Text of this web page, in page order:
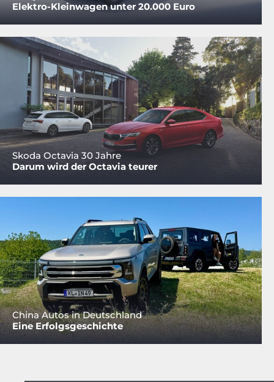
Elektro-Kleinwagen unter 20.000 Euro
Skoda Octavia 30 Jahre
Darum wird der Octavia teurer
China Autos in Deutschland
Eine Erfolgsgeschichte